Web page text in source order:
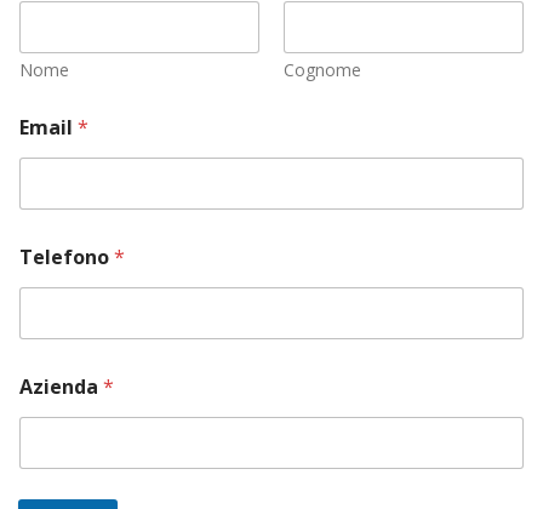
Nome Cognome
Email *
Telefono*
Azienda *